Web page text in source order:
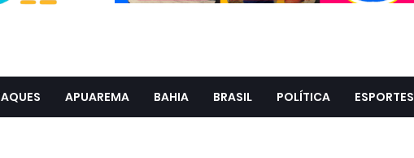
APUAREMA BAHIA BRASIL POLÍTICA ESPORTES